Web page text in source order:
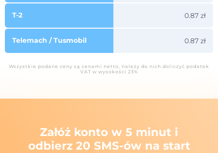
T-2 0.87 zł
Telemach / Tusmobil 0.87 zł
Wszystkie podane ceny są cenami netto, należy do nich doliczyć podatek
VAT w wysokości 23%
Załóż konto w 5 minut i
odbierz 20 SMS-ów na start